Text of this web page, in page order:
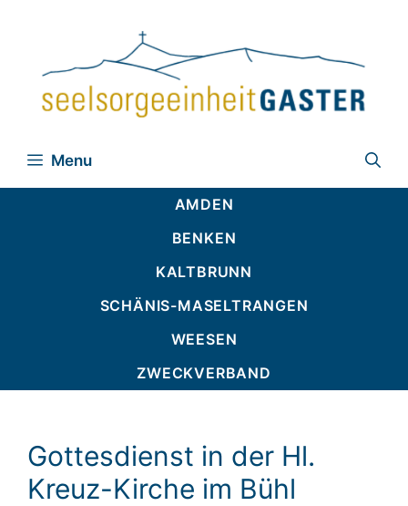
Menu
AMDEN
BENKEN
KALTBRUNN
SCHÄNIS-MASELTRANGEN
WEESEN
ZWECKVERBAND
Gottesdienst in der Hl.
Kreuz-Kirche im Bühl